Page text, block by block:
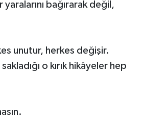
yaralarını bağırarak değil,
unutur, herkes değişir.
o kırık hikâyeler hep